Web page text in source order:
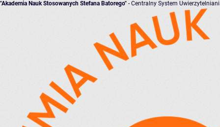
"Akademia Nauk Stosowanych Stefana Batorego" - Centralny System